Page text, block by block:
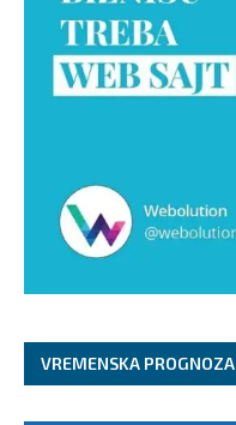
VREMENSKA PROGNOZA